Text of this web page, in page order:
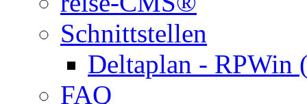
Schnittstellen
Deltaplan - RPWin
FAQ